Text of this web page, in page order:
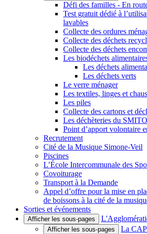
Défi des familles - En
Test gratuit dédié à
lavables
Collecte des ordures
Collecte des déchets
Collecte des déchets
Les biodéchets
Les déchets
Les déchets verts
Le verre ménager
Les textiles, linges et
Les piles
Collecte des cartons et
Les déchèteries du
Point d’apport volontaire
Recrutement
Cité de la Musique Simone-Veil
Piscines
L’École Intercommunale des
Covoiturage
Transport à la Demande
Appel d’offre pour la mise en
de boissons à la cité de la
Sorties et événements
Afficher les sous-pages
Afficher les sous-pages
La